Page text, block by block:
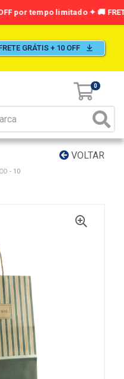
GRÁTIS + 10 OFF
0
VOLTAR
- 10